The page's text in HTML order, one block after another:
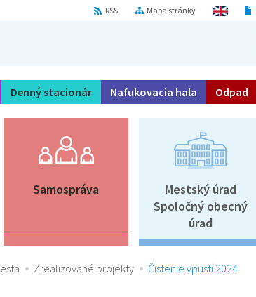
Mapa stránky
RSS
Denný stacionár Nafukovacia hala Odpad
Samospráva
Mestský úrad
Spoločný obecný
úrad
Zrealizované projekty Čistenie vpustí 2024